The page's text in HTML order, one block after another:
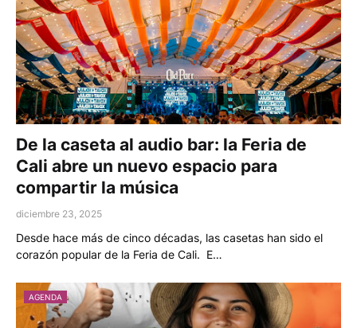
De la caseta al audio bar: la Feria de
Cali abre un nuevo espacio para
compartir la música
diciembre 23, 2025
Desde hace más de cinco décadas, las casetas han sido el
corazón popular de la Feria de Cali. E…
AGENDA